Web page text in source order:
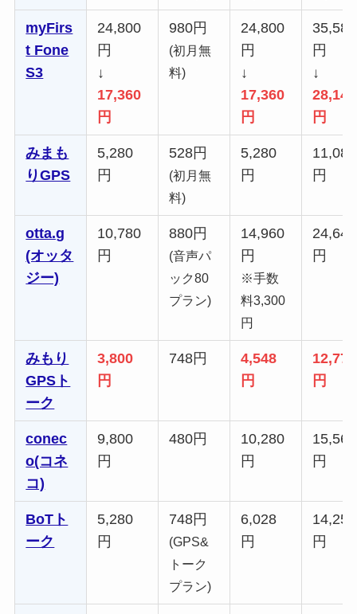
myFirs
t Fone
S3
24,800
円
↓
17,360
円
980円
(初月無
料)
24,800
円
↓
17,360
円
35,580
円
↓
28,140
円
みまも
りGPS
5,280
円
528円
(初月無
料)
5,280
円
11,088
円
otta.g
(オッタ
ジー)
10,780
円
880円
(音声パ
ック80
プラン)
14,960
円
※手数
料3,300
円
24,640
円
みもり
GPSト
ーク
3,800
円
748円
4,548
円
12,776
円
conec
o(コネ
コ)
9,800
円
480円
10,280
円
15,560
円
BoTト
ーク
5,280
円
748円
(GPS&
トーク
プラン)
6,028
円
14,256
円